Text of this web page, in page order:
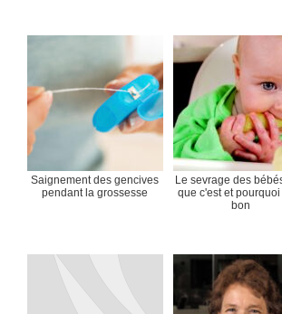
Saignement des gencives
pendant la grossesse
Le sevrage des
que c'est et pourquoi
bon